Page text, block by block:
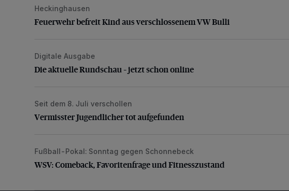
Feuerwehr befreit Kind aus verschlossenem VW Bulli
Heckinghausen
Feuerwehr befreit Kind aus verschlossenem VW Bulli
Die aktuelle Rundschau – jetzt schon online
Digitale Ausgabe
Die aktuelle Rundschau – jetzt schon online
Vermisster Jugendlicher tot aufgefunden
Seit dem 8. Juli verschollen
Vermisster Jugendlicher tot aufgefunden
WSV: Comeback, Favoritenfrage und Fitnesszustand
Fußball-Pokal: Sonntag gegen Schonnebeck
WSV: Comeback, Favoritenfrage und Fitnesszustand